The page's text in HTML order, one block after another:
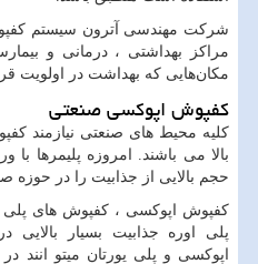
شرکت مهندسی آترون سیستم
مراکز بهداشتی ، درمانی و
مکان‌هایی که بهداشت در اولویت
کفپوش اپوکسی صنعتی
کلیه محیط های صنعتی نیازمند
بالا می باشند. امروزه پلیمرها
حجم بالایی از جذابیت را در حوزه
کفپوش اپوکسی ، کفپوش های پلی
پلی اوره جذابیت بسیار
اپوکسی و پلی یورتان میتو انند